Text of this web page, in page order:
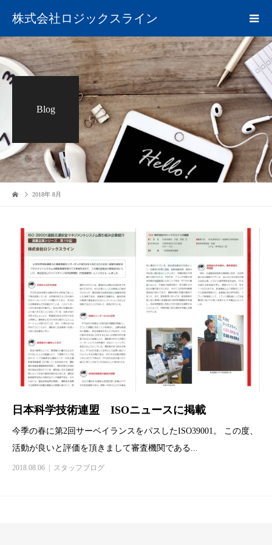
株式会社ロジックスライン
Blog
2018年 8月
日本科学技術連盟 ISOニュースに掲載
今季の春に第2回サーベイランスをパスしたISO39001。 この度、
活動が良いと評価を頂きまして審査機関である...
2018.08.06 スタッフブログ